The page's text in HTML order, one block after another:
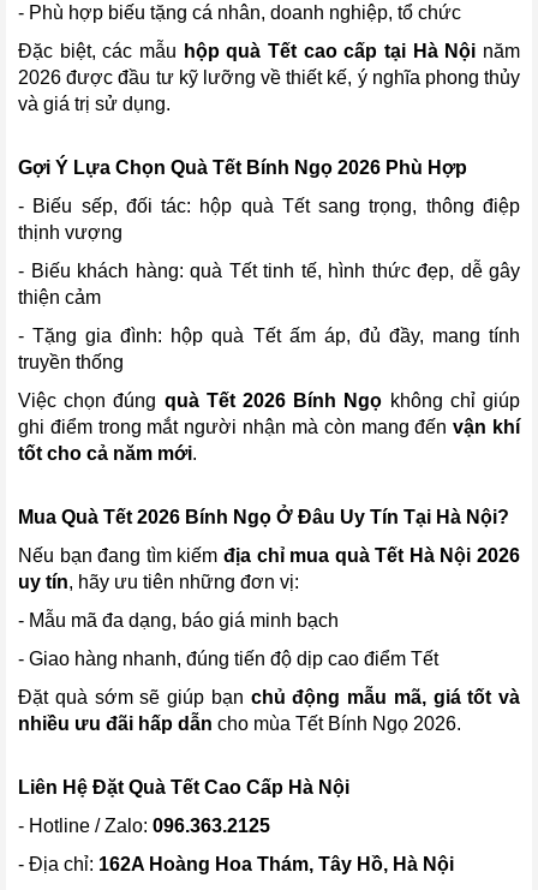
- Phù hợp biếu tặng cá nhân, doanh nghiệp, tổ chức
Đặc biệt, các mẫu hộp quà Tết cao cấp tại Hà Nội năm
2026 được đầu tư kỹ lưỡng về thiết kế, ý nghĩa phong thủy
và giá trị sử dụng.
Gợi Ý Lựa Chọn Quà Tết Bính Ngọ 2026 Phù Hợp
- Biếu sếp, đối tác: hộp quà Tết sang trọng, thông điệp
thịnh vượng
- Biếu khách hàng: quà Tết tinh tế, hình thức đẹp, dễ gây
thiện cảm
- Tặng gia đình: hộp quà Tết ấm áp, đủ đầy, mang tính
truyền thống
Việc chọn đúng quà Tết 2026 Bính Ngọ không chỉ giúp
ghi điểm trong mắt người nhận mà còn mang đếnvận khí
tốt cho cả năm mới.
Mua Quà Tết 2026 Bính Ngọ Ở Đâu Uy Tín Tại Hà Nội?
Nếu bạn đang tìm kiếm địa chỉ mua quà Tết Hà Nội 2026
uy tín, hãy ưu tiên những đơn vị:
- Mẫu mã đa dạng, báo giá minh bạch
- Giao hàng nhanh, đúng tiến độ dịp cao điểm Tết
Đặt quà sớm sẽ giúp bạn chủ động mẫu mã, giá tốt và
nhiều ưu đãi hấp dẫn cho mùa Tết Bính Ngọ 2026.
Liên Hệ Đặt Quà Tết Cao Cấp Hà Nội
- Hotline / Zalo: 096.363.2125
- Địa chỉ: 162A Hoàng Hoa Thám, Tây Hồ, Hà Nội